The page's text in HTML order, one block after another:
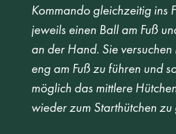
Kommando gleichzeitig ins
jeweils einen Ball am Fuß
an der Hand. Sie
eng am Fuß zu führen und
möglich das mittlere
wieder zum Starthütchen